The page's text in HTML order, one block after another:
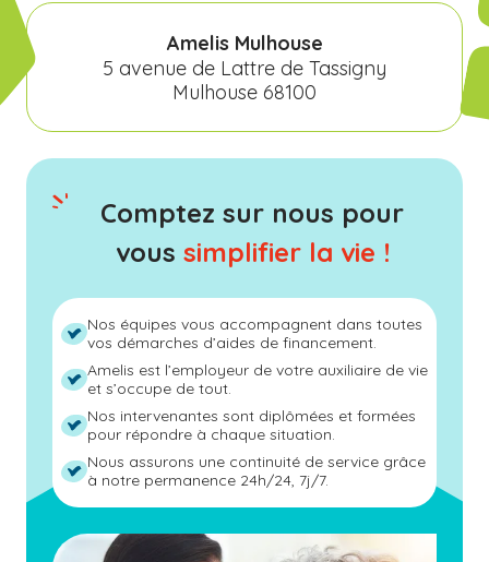
Amelis Mulhouse
5 avenue de Lattre de Tassigny
Mulhouse 68100
Comptez sur nous pour
vous simplifier la vie !
Nos équipes vous accompagnent dans toutes
vos démarches d’aides de financement.
Amelis est l’employeur de votre auxiliaire de vie
et s’occupe de tout.
Nos intervenantes sont diplômées et formées
pour répondre à chaque situation.
Nous assurons une continuité de service grâce
à notre permanence 24h/24, 7j/7.